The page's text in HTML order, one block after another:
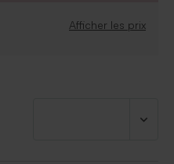
Afficher les prix